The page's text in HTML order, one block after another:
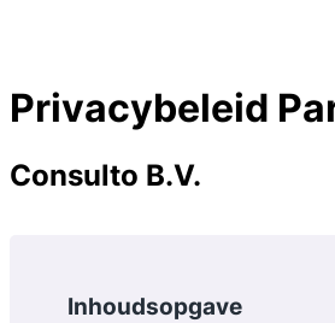
Privacybeleid
Consulto B.V.
Inhoudsopgave